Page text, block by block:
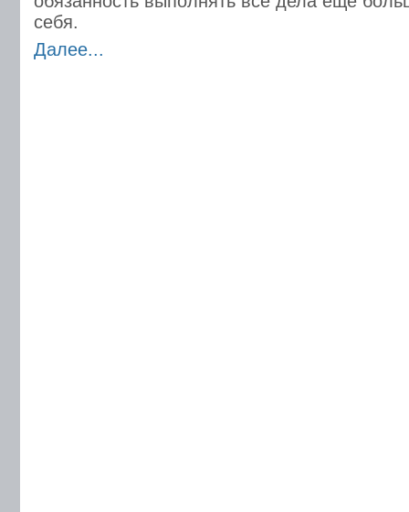
себя.
Далее...